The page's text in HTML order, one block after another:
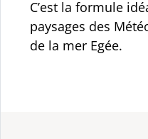
C’est la formule
paysages des
de la mer Egée.